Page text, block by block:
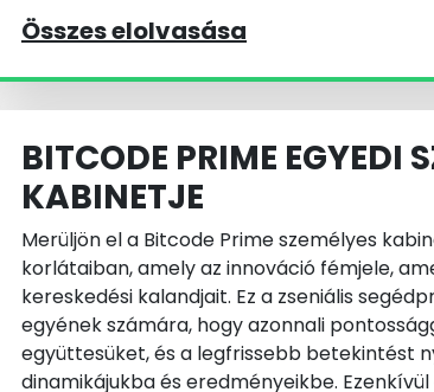
Összes elolvasása
BITCODE PRIME EGYEDI
KABINETJE
Merüljön el a Bitcode Prime személyes
korlátaiban, amely az innováció fémjele,
kereskedési kalandjait. Ez a zseniális
egyének számára, hogy azonnali
együttesüket, és a legfrissebb betekintést
dinamikájukba és eredményeikbe.